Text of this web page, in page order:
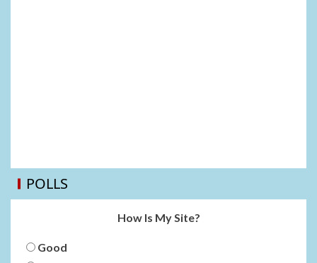
POLLS
How Is My Site?
Good